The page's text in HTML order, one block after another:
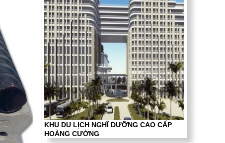
KHU DU LỊCH NGHĨ DƯỠNG CAO CẤP
HOÀNG CƯỜNG